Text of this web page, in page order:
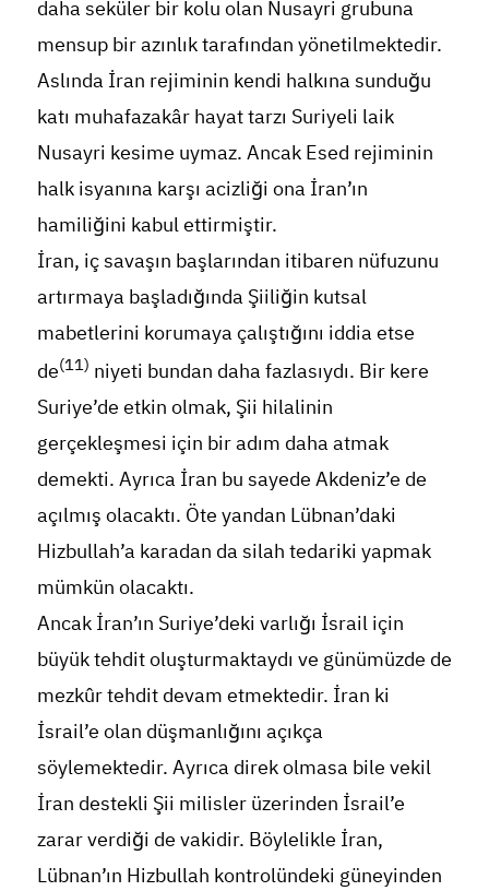
daha seküler bir kolu olan Nusayri grubuna
mensup bir azınlık tarafından yönetilmektedir.
Aslında İran rejiminin kendi halkına sunduğu
katı muhafazakâr hayat tarzı Suriyeli laik
Nusayri kesime uymaz. Ancak Esed rejiminin
halk isyanına karşı acizliği ona İran’ın
hamiliğini kabul ettirmiştir.
İran, iç savaşın başlarından itibaren nüfuzunu
artırmaya başladığında Şiiliğin kutsal
mabetlerini korumaya çalıştığını iddia etse
de(11) niyeti bundan daha fazlasıydı. Bir kere
Suriye’de etkin olmak, Şii hilalinin
gerçekleşmesi için bir adım daha atmak
demekti. Ayrıca İran bu sayede Akdeniz’e de
açılmış olacaktı. Öte yandan Lübnan’daki
Hizbullah’a karadan da silah tedariki yapmak
mümkün olacaktı.
Ancak İran’ın Suriye’deki varlığı İsrail için
büyük tehdit oluşturmaktaydı ve günümüzde de
mezkûr tehdit devam etmektedir. İran ki
İsrail’e olan düşmanlığını açıkça
söylemektedir. Ayrıca direk olmasa bile vekil
İran destekli Şii milisler üzerinden İsrail’e
zarar verdiği de vakidir. Böylelikle İran,
Lübnan’ın Hizbullah kontrolündeki güneyinden